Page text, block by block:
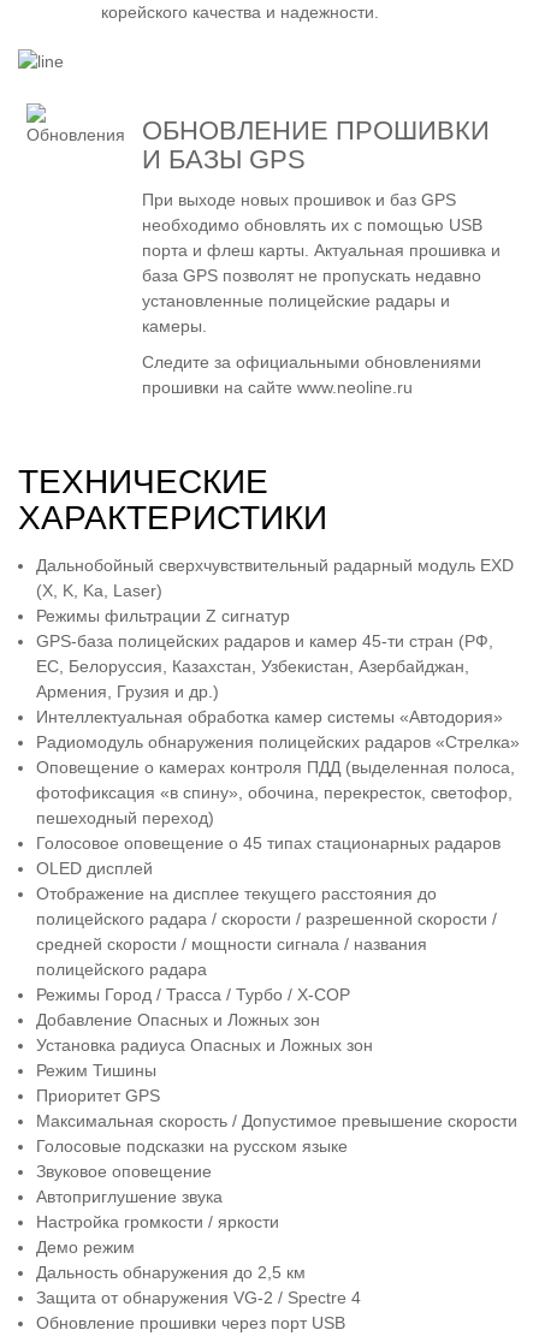
корейского качества и надежности.
ОБНОВЛЕНИЕ ПРОШИВКИ
И БАЗЫ GPS
При выходе новых прошивок и баз GPS
необходимо обновлять их с помощью USB
порта и флеш карты. Актуальная прошивка и
база GPS позволят не пропускать недавно
установленные полицейские радары и
камеры.
Следите за официальными обновлениями
прошивки на сайте www.neoline.ru
ТЕХНИЧЕСКИЕ
ХАРАКТЕРИСТИКИ
Дальнобойный сверхчувствительный радарный модуль EXD
(X, K, Ka, Laser)
Режимы фильтрации Z сигнатур
GPS-база полицейских радаров и камер 45-ти стран (РФ,
ЕС, Белоруссия, Казахстан, Узбекистан, Азербайджан,
Армения, Грузия и др.)
Интеллектуальная обработка камер системы «Автодория»
Радиомодуль обнаружения полицейских радаров «Стрелка»
Оповещение о камерах контроля ПДД (выделенная полоса,
фотофиксация «в спину», обочина, перекресток, светофор,
пешеходный переход)
Голосовое оповещение о 45 типах стационарных радаров
OLED дисплей
Отображение на дисплее текущего расстояния до
полицейского радара / скорости / разрешенной скорости /
средней скорости / мощности сигнала / названия
полицейского радара
Режимы Город / Трасса / Турбо / Х-СОР
Добавление Опасных и Ложных зон
Установка радиуса Опасных и Ложных зон
Режим Тишины
Приоритет GPS
Максимальная скорость / Допустимое превышение скорости
Голосовые подсказки на русском языке
Звуковое оповещение
Автоприглушение звука
Настройка громкости / яркости
Демо режим
Дальность обнаружения до 2,5 км
Защита от обнаружения VG-2 / Spectre 4
Обновление прошивки через порт USB